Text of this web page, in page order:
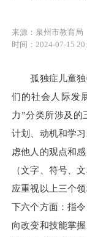
来源：泉州市教育局
时间：2024-07-15
孤独症儿童独
们的社会人际发
力”分类所涉及的
计划、动机和学
虑他人的观点和
（文字、符号、
应重视以上三个
下六个方面：指
向改变和技能掌